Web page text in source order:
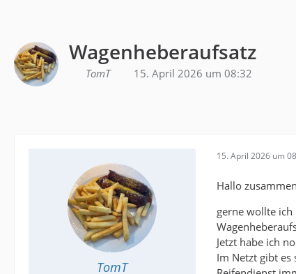
Wagenheberaufsatz
TomT 15. April 2026 um 08:32
TomT
15. April 2026 um
Hallo
gerne wollte ich
Jetzt habe ich
Im Netzt gibt